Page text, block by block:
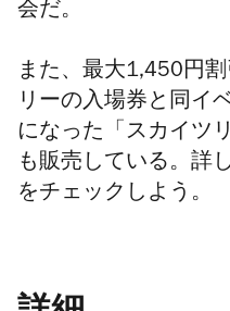
会だ。
また、最大1,450円
リーの入場券と同イ
になった「スカイツ
も販売している。詳
をチェックしよう。